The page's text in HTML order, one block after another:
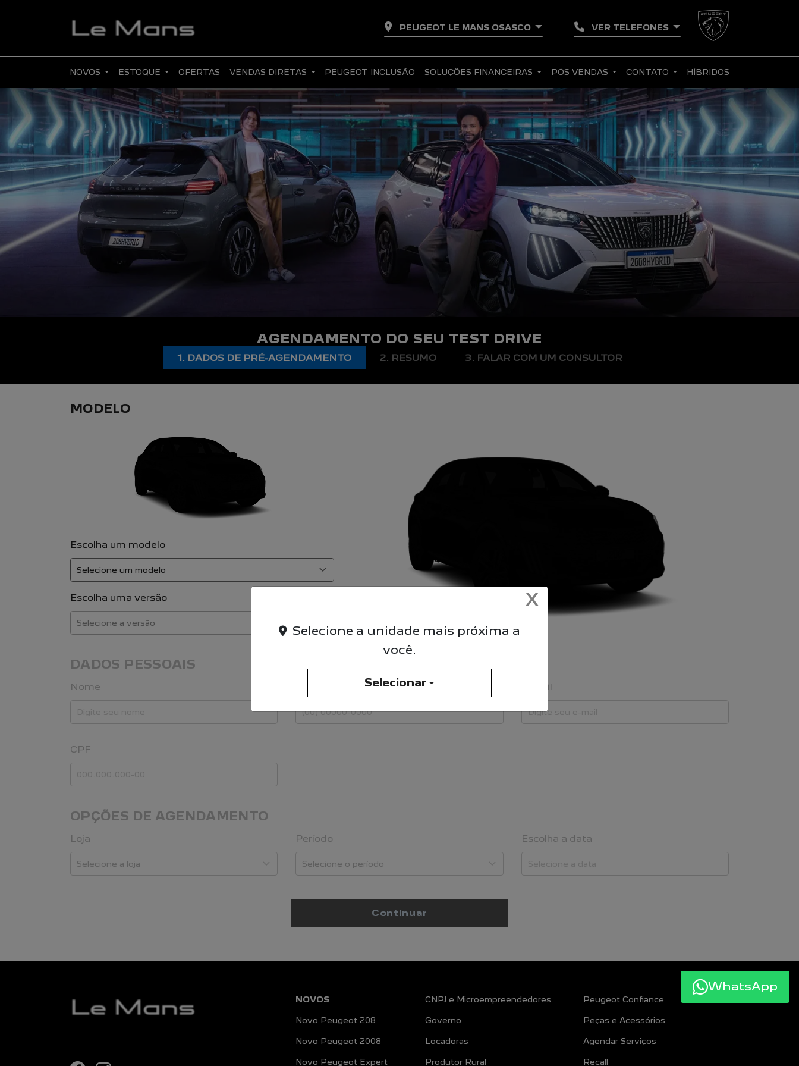
PEUGEOT LE MANS OSASCO VER TELEFONES
NOVOS ESTOQUE OFERTAS VENDAS DIRETAS PEUGEOT INCLUSÃO SOLUÇÕES FINANCEIRAS PÓS VENDAS CONTATO HÍBRIDOS
AGENDAMENTO DO SEU TEST DRIVE
1. DADOS DE PRÉ-AGENDAMENTO 2. RESUMO 3. FALAR COM UM CONSULTOR
MODELO
Escolha um modelo
Escolha uma versão
DADOS PESSOAIS
Nome E-mail
CPF
OPÇÕES DE AGENDAMENTO
Loja Período Escolha a data
Continuar
NOVOS
Novo Peugeot 208
Novo Peugeot 2008
Novo Peugeot Expert
CNPJ e Microempreendedores
Governo
Locadoras
Produtor Rural
Peugeot Confiance
Peças e Acessórios
Agendar Serviços
Recall
WhatsApp
X
Selecione a unidade mais próxima a
você.
Selecionar